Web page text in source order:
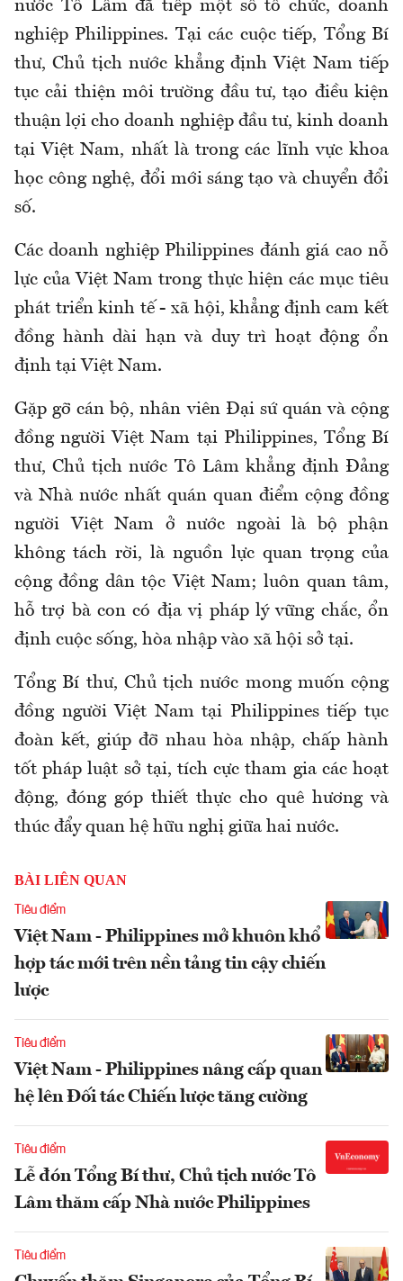
nước Tô Lâm đã tiếp một số tổ chức, doanh
nghiệp Philippines. Tại các cuộc tiếp, Tổng Bí
thư, Chủ tịch nước khẳng định Việt Nam tiếp
tục cải thiện môi trường đầu tư, tạo điều kiện
thuận lợi cho doanh nghiệp đầu tư, kinh doanh
tại Việt Nam, nhất là trong các lĩnh vực khoa
học công nghệ, đổi mới sáng tạo và chuyển đổi
số.
Các doanh nghiệp Philippines đánh giá cao nỗ
lực của Việt Nam trong thực hiện các mục tiêu
phát triển kinh tế - xã hội, khẳng định cam kết
đồng hành dài hạn và duy trì hoạt động ổn
định tại Việt Nam.
Gặp gỡ cán bộ, nhân viên Đại sứ quán và cộng
đồng người Việt Nam tại Philippines, Tổng Bí
thư, Chủ tịch nước Tô Lâm khẳng định Đảng
và Nhà nước nhất quán quan điểm cộng đồng
người Việt Nam ở nước ngoài là bộ phận
không tách rời, là nguồn lực quan trọng của
cộng đồng dân tộc Việt Nam; luôn quan tâm,
hỗ trợ bà con có địa vị pháp lý vững chắc, ổn
định cuộc sống, hòa nhập vào xã hội sở tại.
Tổng Bí thư, Chủ tịch nước mong muốn cộng
đồng người Việt Nam tại Philippines tiếp tục
đoàn kết, giúp đỡ nhau hòa nhập, chấp hành
tốt pháp luật sở tại, tích cực tham gia các hoạt
động, đóng góp thiết thực cho quê hương và
thúc đẩy quan hệ hữu nghị giữa hai nước.
BÀI LIÊN QUAN
Tiêu điểm
Việt Nam - Philippines mở khuôn khổ
hợp tác mới trên nền tảng tin cậy chiến
lược
Tiêu điểm
Việt Nam - Philippines nâng cấp quan
hệ lên Đối tác Chiến lược tăng cường
Tiêu điểm
Lễ đón Tổng Bí thư, Chủ tịch nước Tô
Lâm thăm cấp Nhà nước Philippines
Tiêu điểm